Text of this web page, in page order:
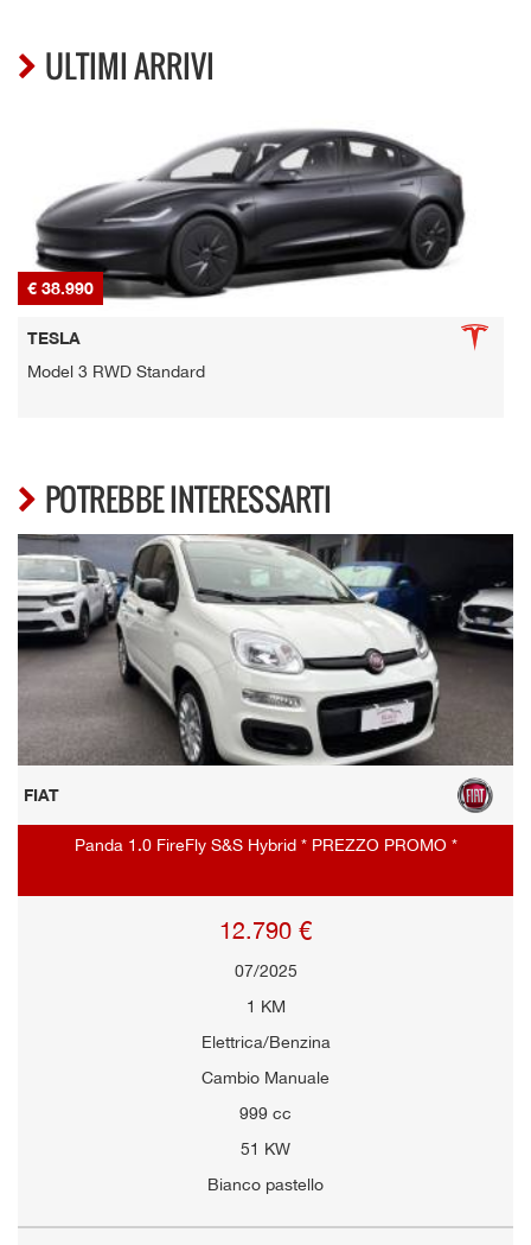
ULTIMI ARRIVI
€ 38.990
TESLA
Model 3 RWD Standard
POTREBBE INTERESSARTI
FIAT
Panda 1.0 FireFly S&S Hybrid * PREZZO PROMO *
12.790 €
07/2025
1 KM
Elettrica/Benzina
Cambio Manuale
999 cc
51 KW
Bianco pastello